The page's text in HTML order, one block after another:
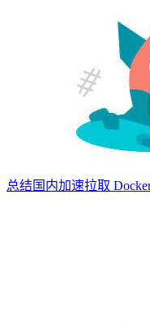
总结国内加速拉取